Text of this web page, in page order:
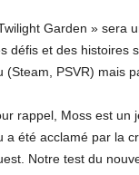
Garden » sera
défis et des histoires
(Steam, PSVR) mais
rappel, Moss est un
a été acclamé par la
Notre test du